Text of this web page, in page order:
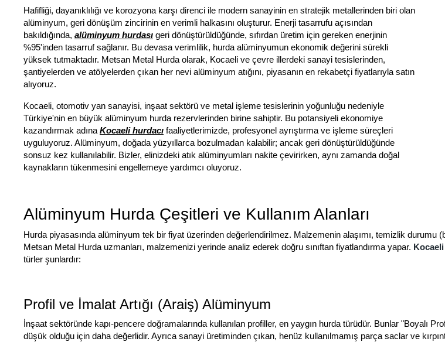
Hafifliği, dayanıklılığı ve korozyona karşı direnci ile modern sanayinin en stratejik metallerinden biri olan
alüminyum, geri dönüşüm zincirinin en verimli halkasını oluşturur. Enerji tasarrufu açısından
bakıldığında, alüminyum hurdası geri dönüştürüldüğünde, sıfırdan üretim için gereken enerjinin
%95'inden tasarruf sağlanır. Bu devasa verimlilik, hurda alüminyumun ekonomik değerini sürekli
yüksek tutmaktadır. Metsan Metal Hurda olarak, Kocaeli ve çevre illerdeki sanayi tesislerinden,
şantiyelerden ve atölyelerden çıkan her nevi alüminyum atığını, piyasanın en rekabetçi fiyatlarıyla satın
alıyoruz.
Kocaeli, otomotiv yan sanayisi, inşaat sektörü ve metal işleme tesislerinin yoğunluğu nedeniyle
Türkiye'nin en büyük alüminyum hurda rezervlerinden birine sahiptir. Bu potansiyeli ekonomiye
kazandırmak adına Kocaeli hurdacı faaliyetlerimizde, profesyonel ayrıştırma ve işleme süreçleri
uyguluyoruz. Alüminyum, doğada yüzyıllarca bozulmadan kalabilir; ancak geri dönüştürüldüğünde
sonsuz kez kullanılabilir. Bizler, elinizdeki atık alüminyumları nakite çevirirken, aynı zamanda doğal
kaynakların tükenmesini engellemeye yardımcı oluyoruz.
Alüminyum Hurda Çeşitleri ve Kullanım Alanları
Hurda piyasasında alüminyum tek bir fiyat üzerinden değerlendirilmez. Malzemenin alaşımı, temizlik durumu
Metsan Metal Hurda uzmanları, malzemenizi yerinde analiz ederek doğru sınıftan fiyatlandırma yapar.
türler şunlardır:
Profil ve İmalat Artığı (Araiş) Alüminyum
İnşaat sektöründe kapı-pencere doğramalarında kullanılan profiller, en yaygın hurda türüdür. Bunlar "Boyalı
düşük olduğu için daha değerlidir. Ayrıca sanayi üretiminden çıkan, henüz kullanılmamış parça saclar ve